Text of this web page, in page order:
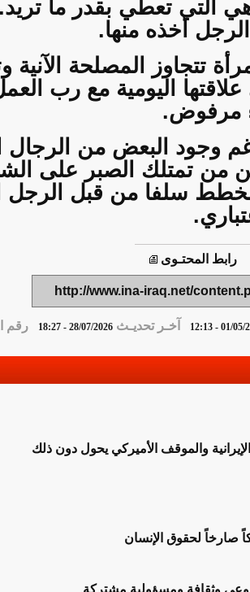
التي تعطي بقدر ما
أخذه منها.
تتجاوز المصلحة الآنية
اليومية مع رب
مرفوض.
وجود البعض من الرجال
من تمتلك الصبر على
سلفا من قبل الرجل
رابط المحتـوى
http://www.ina-iraq.net/
01/05/2023 آخـر تحديـث28/07/2026 - 18:27 رقم
والموقف الأميركي يحول دون ذلك
صارخاً لحقوق الإنسان
وثقافة ومسؤولية مشتركة